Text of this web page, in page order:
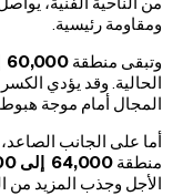
ومقاومة رئيسية.
وتبقى منطقة60,000
الحالية. وقد يؤدي
المجال أمام موجة هبوط
أما على الجانب
منطقة64,000 إلى 65,000 دولار
الأجل وجذب المزيد من